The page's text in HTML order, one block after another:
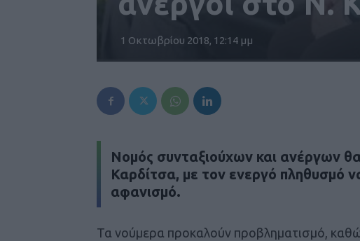
1 Οκτωβρίου 2018, 12:14 μμ
Νομός συνταξιούχων και ανέργων
Καρδίτσα, με τον ενεργό πληθυσμό
αφανισμό.
Τα νούμερα προκαλούν προβληματισμό,